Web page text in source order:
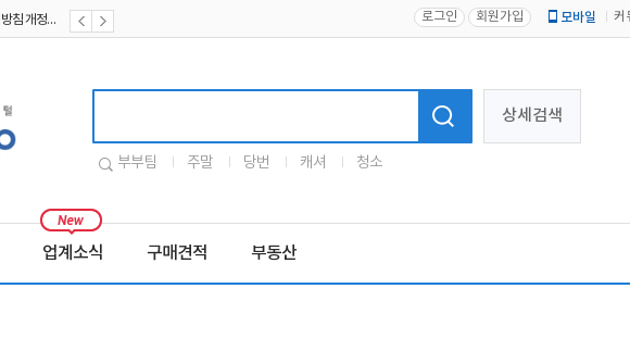
[공지] [호텔업] 개인정보 처리방침 개정본1 (19.09.02) 로그인 회원가입 모바일 커
상세검색
부부팀 주말 당번 캐셔 청소
업계소식 구매견적 부동산